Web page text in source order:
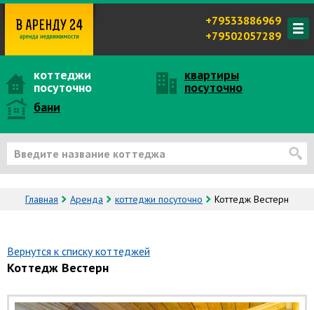
+79533886969
+79502057289
коттеджи
посуточно
квартиры
посуточно
бани
Главная Аренда коттеджи посуточно Коттедж Вестерн
Вернутся к списку коттеджей
Коттедж Вестерн